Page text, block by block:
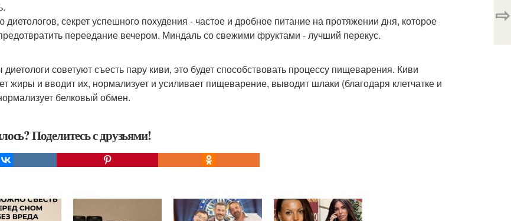
секрет успешного похудения - частое и дробное питание на протяжении дня, которое
переедание вечером. Миндаль со свежими фруктами - лучший перекус.
советуют съесть пару киви, это будет способствовать процессу пищеварения. Киви
жиры и вводит их, нормализует и усиливает пищеварение, выводит шлаки (благодаря клетчатке и
белковый обмен.
Поделитесь с друзьями!
⇨